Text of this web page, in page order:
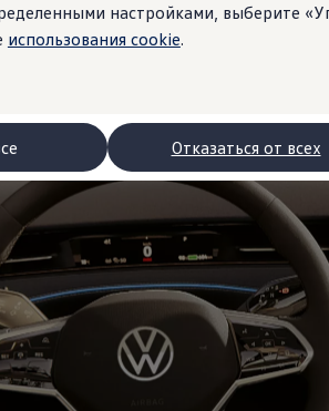
настройками, выберите
использования cookie.
Отказаться от всех